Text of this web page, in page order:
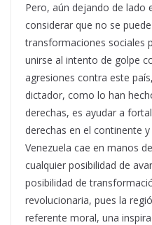
Pero, aún dejando de lado
considerar que no se
transformaciones sociales
unirse al intento de golpe
agresiones contra este
dictador, como lo han
derechas, es ayudar a
derechas en el continente
Venezuela cae en manos
cualquier posibilidad de
posibilidad de
revolucionaria, pues la
referente moral, una